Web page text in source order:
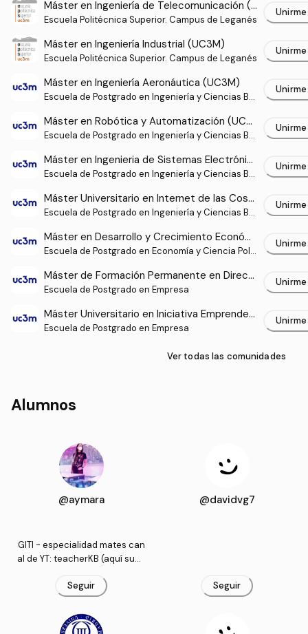
Máster en Ingeniería de Telecomunicación (U
C3M)
Escuela Politécnica Superior. Campus de Leganés
Unirme
Máster en Ingeniería Industrial (UC3M)
Escuela Politécnica Superior. Campus de Leganés
Unirme
Máster en Ingeniería Aeronáutica (UC3M)
Escuela de Postgrado en Ingeniería y Ciencias Bá
Unirme
Máster en Robótica y Automatización (UC3
M)
Escuela de Postgrado en Ingeniería y Ciencias Bá
Unirme
Máster en Ingenieria de Sistemas Electrónic
os y Aplicaciones (UC3M)
Escuela de Postgrado en Ingeniería y Ciencias Bá
Unirme
Máster Universitario en Internet de las Cosa
s: Tecnologías Aplicadas (UC3M)
Escuela de Postgrado en Ingeniería y Ciencias Bá
Unirme
Máster en Desarrollo y Crecimiento Económi
co (UC3M)
Escuela de Postgrado en Economía y Ciencia Políti
Unirme
Máster de Formación Permanente en Direcci
ón Internacional de Empresas (UC3M)
Escuela de Postgrado en Empresa
Unirme
Máster Universitario en Iniciativa Emprended
ora y Creación de Empresas (UC3M)
Escuela de Postgrado en Empresa
Unirme
Ver todas las comunidades
Alumnos
@aymara
GITI - especialidad mates can
al de YT: teacherKB (aquí subo
erKB (aquí subo movidas para
hacer de reir)
Seguir
@davidvg7
Seguir